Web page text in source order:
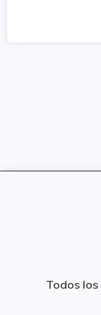
Todos los